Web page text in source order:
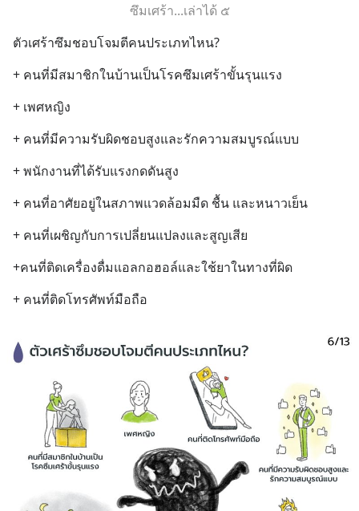
ซึมเศร้า...เล่าได้ ๕
ตัวเศร้าซึมชอบโจมตีคนประเภทไหน?
+ คนที่มีสมาชิกในบ้านเป็นโรคซึมเศร้าขั้นรุนแรง
+ เพศหญิง
+ คนที่มีความรับผิดชอบสูงและรักความสมบูรณ์แบบ
+ พนักงานที่ได้รับแรงกดดันสูง
+ คนที่อาศัยอยู่ในสภาพแวดล้อมมืด ชื้น และหนาวเย็น
+ คนที่เผชิญกับการเปลี่ยนแปลงและสูญเสีย
+คนที่ติดเครื่องดื่มแอลกอฮอล์และใช้ยาในทางที่ผิด
+ คนที่ติดโทรศัพท์มือถือ